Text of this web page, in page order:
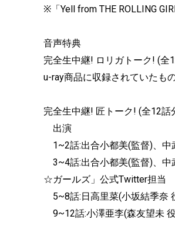
※「Yell from THE ROLLING
音声特典
完全生中継! ロリガトーク! (全
u-ray商品に収録されていたも
完全生中継! 匠トーク! (全12
出演
1~2話:出合小都美(監督)、中
3~4話:出合小都美(監督)、中
☆ガールズ」公式Twitter担当
5~8話:日高里菜(小坂結季奈
9~12話:小澤亜李(森友望未